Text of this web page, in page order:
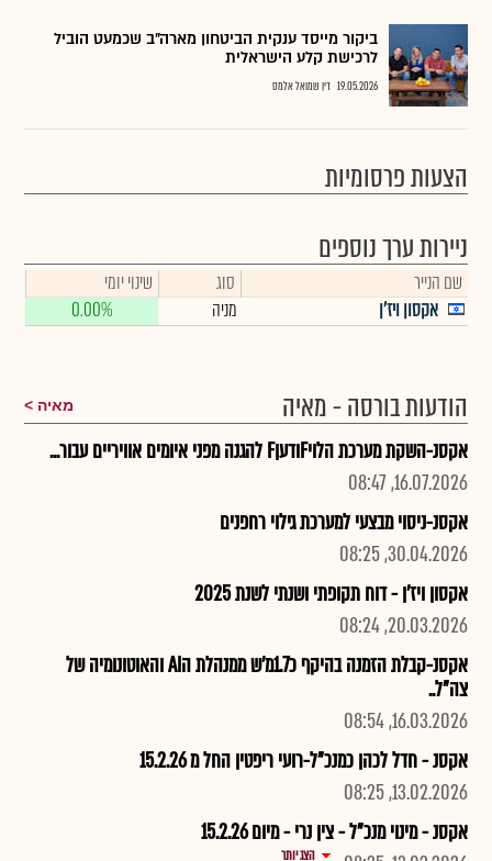
ביקור מייסד ענקית הביטחון מארה"ב שכמעט הוביל
לרכישת קלע הישראלית
19.05.2026 דין שמואל אלמס
הצעות פרסומיות
ניירות ערך נוספים
שם הנייר סוג
שינוי יומי
אקסון ויז'ן
מניה 0.00%
הודעות בורסה - מאיה מאיה
אקסנ-השקת מערכת הלויFודעןF להגנה מפני איומים אוויריים עבור...
16.07.2026, 08:47
אקסנ-ניסוי מבצעי למערכת גילוי רחפנים
30.04.2026, 08:25
אקסון ויז'ן - דוח תקופתי ושנתי לשנת 2025
20.03.2026, 08:24
אקסנ-קבלת הזמנה בהיקף כ1.7מ'ש ממנהלת הAI והאוטונומיה של
צה"ל..
16.03.2026, 08:54
אקסנ - חדל לכהן כמנכ"ל-רועי ריפטין החל מ 15.2.26
13.02.2026, 08:25
אקסנ - מינוי מנכ"ל - צין נרי - מיום 15.2.26
הצג יותר